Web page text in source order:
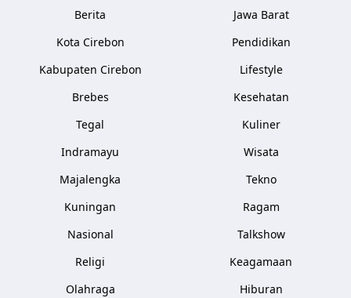
Berita
Kota Cirebon
Kabupaten Cirebon
Brebes
Tegal
Indramayu
Majalengka
Kuningan
Nasional
Religi
Olahraga
Jawa Barat
Pendidikan
Lifestyle
Kesehatan
Kuliner
Wisata
Tekno
Ragam
Talkshow
Keagamaan
Hiburan